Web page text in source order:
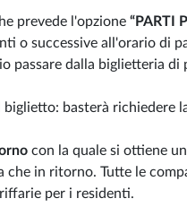
prevede l'opzione “PARTI
o successive all'orario di
passare dalla biglietteria
biglietto: basterà richiedere
con la quale si ottiene
in ritorno. Tutte le
per i residenti.